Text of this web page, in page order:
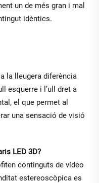
un de més gran i mal
idèntics.
la lleugera diferència
esquerre i l’ull dret a
el que permet al
una sensació de visió
LED 3D?
continguts de vídeo
estereoscòpica es